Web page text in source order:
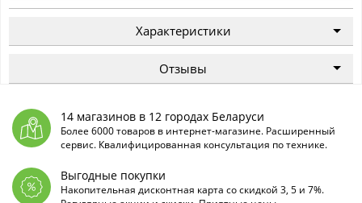
Характеристики
Отзывы
14 магазинов в 12 городах Беларуси
Более 6000 товаров в интернет-магазине. Расширенный
сервис. Квалифицированная консультация по технике.
Выгодные покупки
Накопительная дисконтная карта со скидкой 3, 5 и 7%.